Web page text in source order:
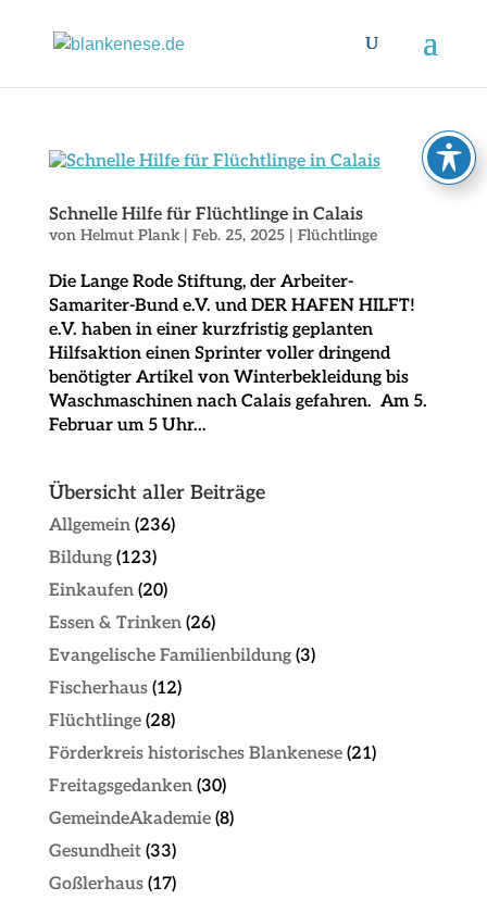
Schnelle Hilfe für Flüchtlinge in Calais
von Helmut Plank| Feb. 25, 2025| Flüchtlinge
Die Lange Rode Stiftung, der Arbeiter-
Samariter-Bund e.V. und DER HAFEN HILFT!
e.V. haben in einer kurzfristig geplanten
Hilfsaktion einen Sprinter voller dringend
benötigter Artikel von Winterbekleidung bis
Waschmaschinen nach Calais gefahren. Am 5.
Februar um 5 Uhr...
Übersicht aller Beiträge
Allgemein(236)
Bildung(123)
Einkaufen(20)
Essen & Trinken(26)
Evangelische Familienbildung(3)
Fischerhaus(12)
Flüchtlinge(28)
Förderkreis historisches Blankenese(21)
Freitagsgedanken(30)
GemeindeAkademie(8)
Gesundheit(33)
Goßlerhaus(17)